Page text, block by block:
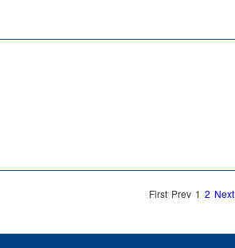
First Prev 1 2 Next